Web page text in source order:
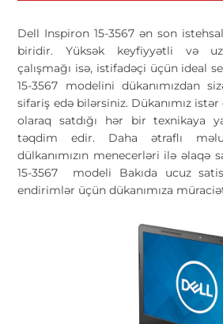
Dell Inspiron 15-3567 ən son
biridir. Yüksək keyfiyyətli və
çalışmağı isə, istifadəçi üçün ideal
15-3567 modelini dükanımızdan
sifariş edə bilərsiniz. Dükanımız
olaraq satdığı hər bir texnikaya
təqdim edir. Daha ətraflı
dülkanımızın menecerləri ilə əlaqə
15-3567 modeli Bakıda ucuz
endirimlər üçün dükanımıza